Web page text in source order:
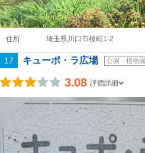
住所 埼玉県川口市桜町1-2
17 キューポ・ラ広場 公園・植物園
3.08 評価詳細